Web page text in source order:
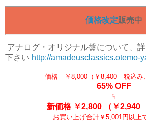
価格改定販売中
アナログ ・オリジナル盤について、
下さい http://amadeusclassics.otemo-
価格 ￥8,000（￥8,400 税込み
65% OFF
☟
新価格 ￥2,800 （￥2,940
お買い上げ合計￥5,001円以上